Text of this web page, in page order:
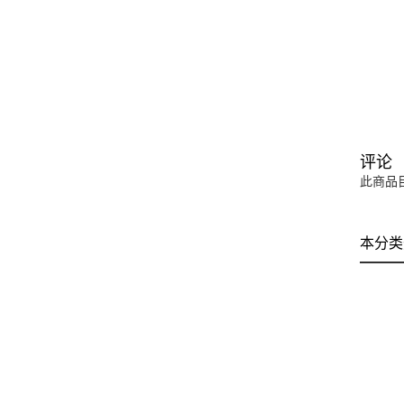
评论
此商品
本分